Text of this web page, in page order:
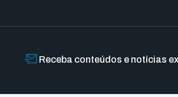
Receba conteúdos e notícias